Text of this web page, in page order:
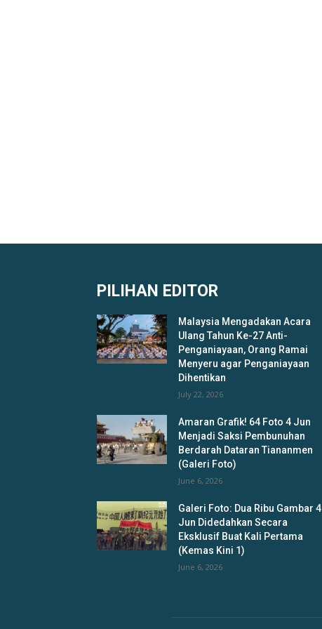
PILIHAN EDITOR
Malaysia Mengadakan Acara
Ulang Tahun Ke-27 Anti-
Penganiayaan, Orang Ramai
Menyeru agar Penganiayaan
Dihentikan
July 22, 2026
Amaran Grafik! 64 Foto 4 Jun
Menjadi Saksi Pembunuhan
Berdarah Dataran Tiananmen
(Galeri Foto)
June 6, 2026
Galeri Foto: Dua Ribu Gambar 4
Jun Didedahkan Secara
Eksklusif Buat Kali Pertama
(Kemas Kini 1)
June 6, 2026